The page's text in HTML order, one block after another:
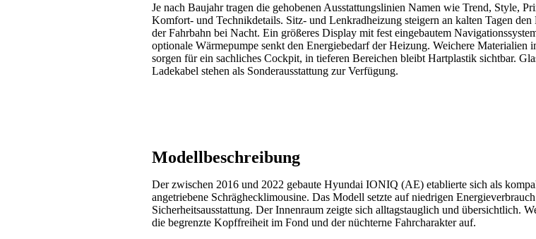
Je nach Baujahr tragen die gehobenen Ausstattungslinien Namen wie Trend, Style,
Komfort- und Technikdetails. Sitz- und Lenkradheizung steigern an kalten Tagen
der Fahrbahn bei Nacht. Ein größeres Display mit fest eingebautem
optionale Wärmepumpe senkt den Energiebedarf der Heizung. Weichere Materialien
sorgen für ein sachliches Cockpit, in tieferen Bereichen bleibt Hartplastik sichtbar.
Ladekabel stehen als Sonderausstattung zur Verfügung.
Modellbeschreibung
Der zwischen 2016 und 2022 gebaute Hyundai IONIQ (AE) etablierte sich als
angetriebene Schräghecklimousine. Das Modell setzte auf niedrigen
Sicherheitsausstattung. Der Innenraum zeigte sich alltagstauglich und übersichtlich.
die begrenzte Kopffreiheit im Fond und der nüchterne Fahrcharakter auf.